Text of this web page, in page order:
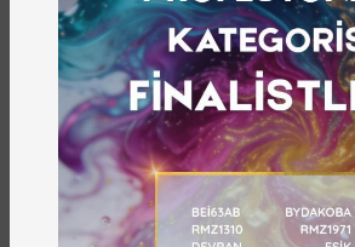
Rolü”nü tanımlamayı amaçlayan
yönetimlerin ve farklı ülkelerin
yapılarının yerel düzeyde kültürel
yönetilmesi ve
tartışıldığı sempozyum,
“Yesemek Ocağı ve Heykel
Ören Yeri”, 2018 yılında
Yapıları; Livas ve Kasteller”